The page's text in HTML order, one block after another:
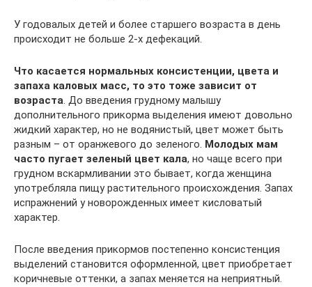
У годовалых детей и более старшего возраста в день
происходит не больше 2-х дефекаций.
Что касается нормальных консистенции, цвета и
запаха каловых масс, то это тоже зависит от
возраста. До введения грудному малышу
дополнительного прикорма выделения имеют довольно
жидкий характер, но не водянистый, цвет может быть
разным – от оранжевого до зеленого. Молодых мам
часто пугает зеленый цвет кала, но чаще всего при
грудном вскармливании это бывает, когда женщина
употребляла пищу растительного происхождения. Запах
испражнений у новорожденных имеет кисловатый
характер.
После введения прикормов постепенно консистенция
выделений становится оформленной, цвет приобретает
коричневые оттенки, а запах меняется на неприятный.